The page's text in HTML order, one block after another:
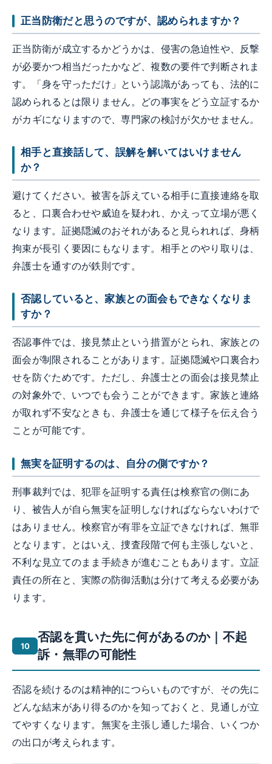
正当防衛だと思うのですが、認められますか？
正当防衛が成立するかどうかは、侵害の急迫性や、反撃
が必要かつ相当だったかなど、複数の要件で判断されま
す。「身を守っただけ」という認識があっても、法的に
認められるとは限りません。どの事実をどう立証するか
がカギになりますので、専門家の検討が欠かせません。
相手と直接話して、誤解を解いてはいけません
か？
避けてください。被害を訴えている相手に直接連絡を取
ると、口裏合わせや威迫を疑われ、かえって立場が悪く
なります。証拠隠滅のおそれがあると見られれば、身柄
拘束が長引く要因にもなります。相手とのやり取りは、
弁護士を通すのが鉄則です。
否認していると、家族との面会もできなくなりま
すか？
否認事件では、接見禁止という措置がとられ、家族との
面会が制限されることがあります。証拠隠滅や口裏合わ
せを防ぐためです。ただし、弁護士との面会は接見禁止
の対象外で、いつでも会うことができます。家族と連絡
が取れず不安なときも、弁護士を通じて様子を伝え合う
ことが可能です。
無実を証明するのは、自分の側ですか？
刑事裁判では、犯罪を証明する責任は検察官の側にあ
り、被告人が自ら無実を証明しなければならないわけで
はありません。検察官が有罪を立証できなければ、無罪
となります。とはいえ、捜査段階で何も主張しないと、
不利な見立てのまま手続きが進むこともあります。立証
責任の所在と、実際の防御活動は分けて考える必要があ
ります。
否認を貫いた先に何があるのか｜不起
訴・無罪の可能性
否認を続けるのは精神的につらいものですが、その先に
どんな結末があり得るのかを知っておくと、見通しが立
てやすくなります。無実を主張し通した場合、いくつか
の出口が考えられます。